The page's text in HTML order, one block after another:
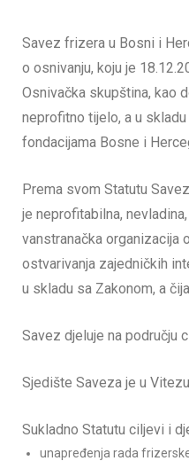
Savez frizera u Bosni i
o osnivanju, koju je
Osnivačka skupština, kao
neprofitno tijelo, a u
fondacijama Bosne i
Prema svom Statutu
je neprofitabilna,
vanstranačka organizacija
ostvarivanja zajedničkih
u skladu sa Zakonom, a
Savez djeluje na području
Sjedište Saveza je u
Sukladno Statutu ciljevi i
unapređenja rada